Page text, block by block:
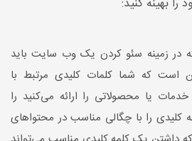
در زمینه سئو کردن یک وب سایت باید
است که شما کلمات کلیدی مرتبط با
یا محصولاتی را ارائه می‌کنید را
را با چگالی مناسب در محتواهای